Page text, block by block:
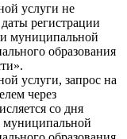
услуги не
регистрации
муниципальной
образования
услуги, запрос на
через
со дня
муниципальной